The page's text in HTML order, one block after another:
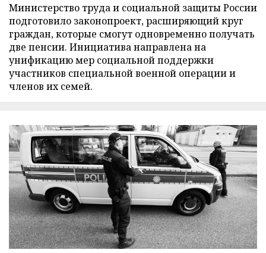
Министерство труда и социальной защиты России
подготовило законопроект, расширяющий круг
граждан, которые смогут одновременно получать
две пенсии. Инициатива направлена на
унификацию мер социальной поддержки
участников специальной военной операции и
членов их семей.